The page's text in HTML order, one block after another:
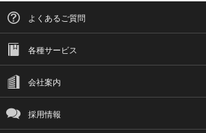
よくあるご質問
各種サービス
会社案内
採用情報